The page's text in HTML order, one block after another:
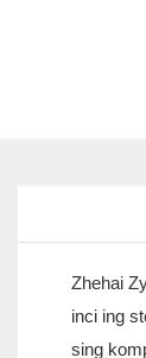
Zhehai
inci ing
sing